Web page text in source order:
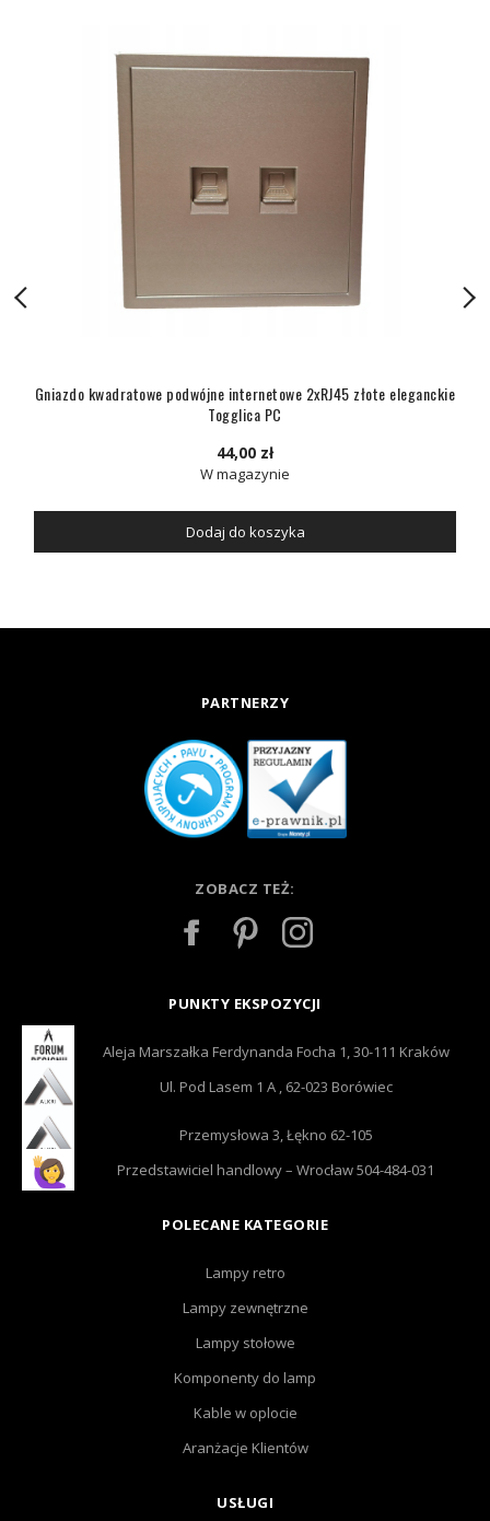
Gniazdo kwadratowe podwójne internetowe 2xRJ45 złote eleganckie
Togglica PC
44,00 zł
W magazynie
Dodaj do koszyka
PARTNERZY
ZOBACZ TEŻ:
PUNKTY EKSPOZYCJI
Aleja Marszałka Ferdynanda Focha 1, 30-111 Kraków
Ul. Pod Lasem 1 A , 62-023 Borówiec
Przemysłowa 3, Łękno 62-105
Przedstawiciel handlowy – Wrocław 504-484-031
POLECANE KATEGORIE
Lampy retro
Lampy zewnętrzne
Lampy stołowe
Komponenty do lamp
Kable w oplocie
Aranżacje Klientów
USŁUGI